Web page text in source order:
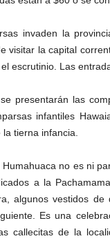
invaden la
visitar la capital
escrutinio. Las
presentarán las
infantiles
tierna infancia.
no es ni
a la
algunos vestidos
Es una
callecitas de la